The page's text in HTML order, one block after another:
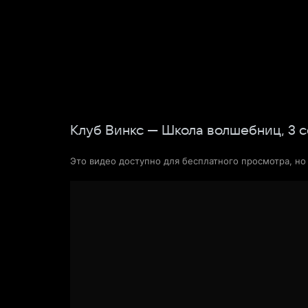
Клуб Винкс — Школа волшебниц, 3
Это видео доступно для бесплатного просмотра,